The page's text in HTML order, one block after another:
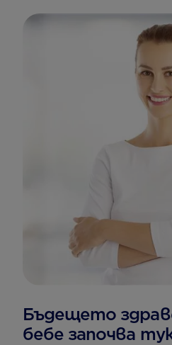
Бъдещето
бебе започва